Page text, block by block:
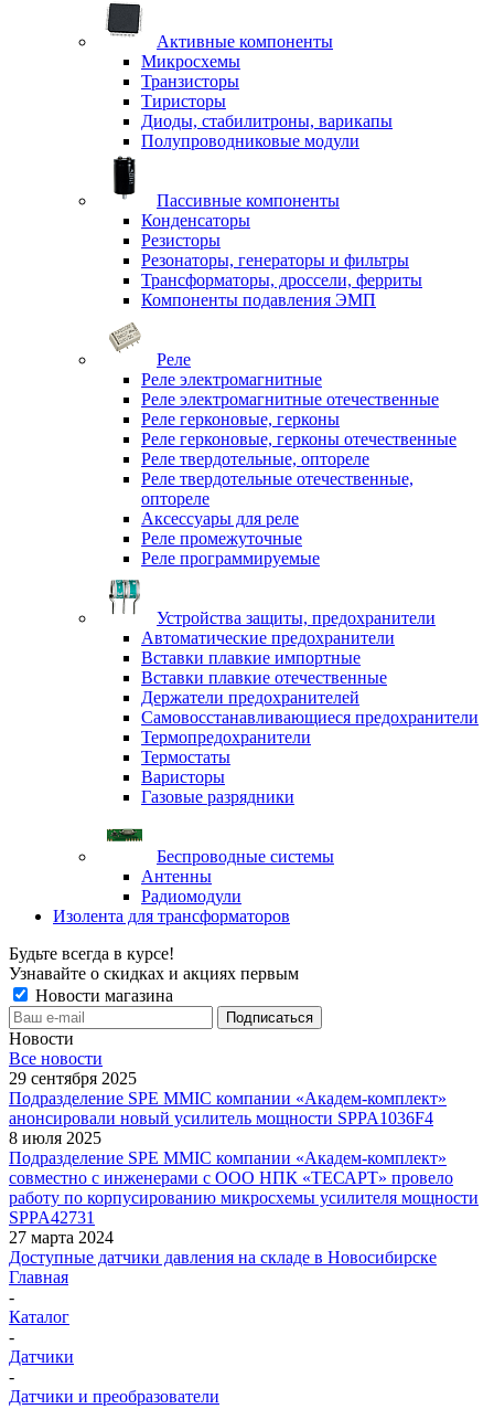
Активные компоненты
Микросхемы
Транзисторы
Тиристоры
Диоды, стабилитроны, варикапы
Полупроводниковые модули
Пассивные компоненты
Конденсаторы
Резисторы
Резонаторы, генераторы и фильтры
Трансформаторы, дроссели, ферриты
Компоненты подавления ЭМП
Реле
Реле электромагнитные
Реле электромагнитные отечественные
Реле герконовые, герконы
Реле герконовые, герконы отечественные
Реле твердотельные, оптореле
Реле твердотельные отечественные,
оптореле
Аксессуары для реле
Реле промежуточные
Реле программируемые
Устройства защиты, предохранители
Автоматические предохранители
Вставки плавкие импортные
Вставки плавкие отечественные
Держатели предохранителей
Самовосстанавливающиеся предохранители
Термопредохранители
Термостаты
Варисторы
Газовые разрядники
Беспроводные системы
Антенны
Радиомодули
Изолента для трансформаторов
Будьте всегда в курсе!
Узнавайте о скидках и акциях первым
Новости магазина
Новости
Все новости
29 сентября 2025
Подразделение SPE MMIC компании «Академ-комплект»
анонсировали новый усилитель мощности SPPA1036F4
8 июля 2025
Подразделение SPE MMIC компании «Академ-комплект»
совместно с инженерами с ООО НПК «ТЕСАРТ» провело
работу по корпусированию микросхемы усилителя мощности
SPPA42731
27 марта 2024
Доступные датчики давления на складе в Новосибирске
Главная
-
Каталог
-
Датчики
-
Датчики и преобразователи